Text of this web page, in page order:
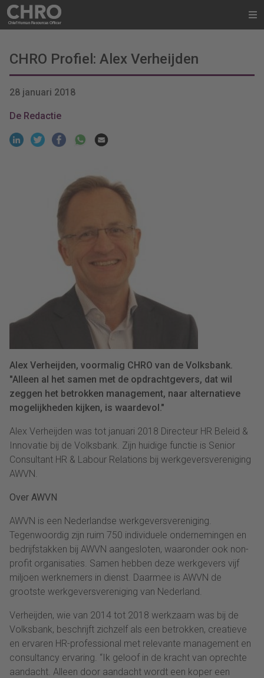
CHRO Profiel: Alex Verheijden
28 januari 2018
De Redactie
Alex Verheijden, voormalig CHRO van de Volksbank.
"Alleen al het samen met de opdrachtgevers, dat wil
zeggen het betrokken management, naar alternatieve
mogelijkheden kijken, is waardevol."
Alex Verheijden was tot januari 2018 Directeur HR Beleid &
Innovatie bij de Volksbank. Zijn huidige functie is Senior
Consultant HR & Labour Relations bij werkgeversvereniging
AWVN.
Over AWVN
AWVN is een Nederlandse werkgeversvereniging.
Tegenwoordig zijn ruim 750 individuele ondernemingen en
bedrijfstakken bij AWVN aangesloten, waaronder ook non-
profit organisaties. Samen hebben deze werkgevers vijf
miljoen werknemers in dienst. Daarmee is AWVN de
grootste werkgeversvereniging van Nederland.
Verheijden, wie van 2014 tot 2018 werkzaam was bij de
Volksbank, beschrijft zichzelf als een betrokken, creatieve
en ervaren HR-professional met relevante management en
consultancy ervaring. “Ik geloof in de kracht van oprechte
aandacht. Alleen door aandacht wordt een koper een